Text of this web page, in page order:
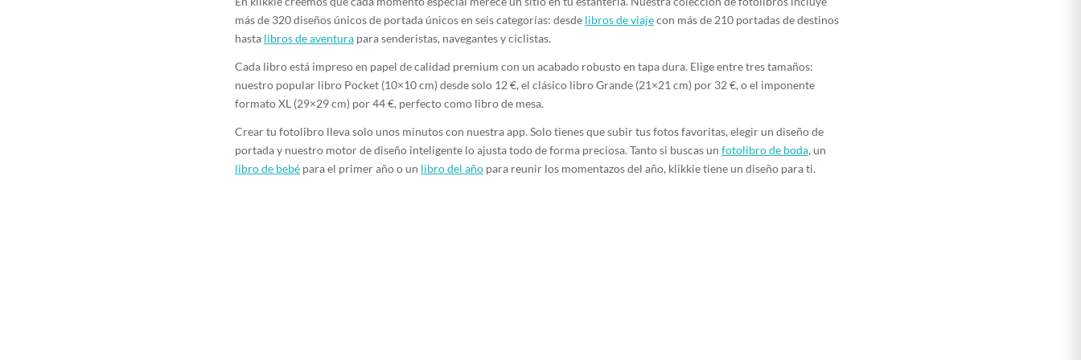
más de 320 diseños únicos de portada únicos en seis categorías: desde libros de viajecon más de 210 portadas de destinos
hasta libros de aventura para senderistas, navegantes y ciclistas.
Cada libro está impreso en papel de calidad premium con un acabado robusto en tapa dura. Elige entre tres tamaños:
nuestro popular libro Pocket (10×10 cm) desde solo 12 €, el clásico libro Grande (21×21 cm) por 32 €, o el imponente
formato XL (29×29 cm) por 44 €, perfecto como libro de mesa.
Crear tu fotolibro lleva solo unos minutos con nuestra app. Solo tienes que subir tus fotos favoritas, elegir un diseño de
portada y nuestro motor de diseño inteligente lo ajusta todo de forma preciosa. Tanto si buscas un fotolibro de boda, un
libro de bebé para el primer año o un libro del año para reunir los momentazos del año, klikkie tiene un diseño para ti.